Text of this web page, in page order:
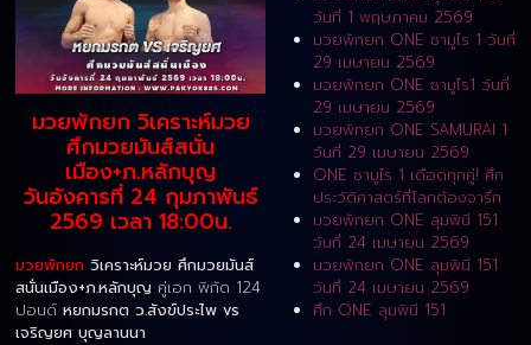
มวยพักยก วิเคราะห์มวย
ศึกมวยมันส์สนั่น
เมือง+ภ.หลักบุญ
วันอังคารที่ 24 กุมภาพันธ์
2569 เวลา 18:00น.
มวยพักยก วิเคราะห์มวย ศึกมวยมันส์
สนั่นเมือง+ภ.หลักบุญ คู่เอก พิกัด 124
ปอนด์ หยกมรกต ว.สังข์ประไพ vs
เจริญยศ บุญลานนา
วันที่ 1 พฤษภาคม 2569
มวยพักยก ONE ซามูไร 1 วันที่
29 เมษายน 2569
มวยพักยก ONE ซามูไร1 วันที่
29 เมษายน 2569
มวยพักยก ONE SAMURAI 1
วันที่ 29 เมษายน 2569
ONE ซามูไร 1 เดือดทุกคู่! ศึก
ประวัติศาสตร์ที่โลกต้องจารึก
มวยพักยก ONE ลุมพินี 151
วันที่ 24 เมษายน 2569
มวยพักยก ONE ลุมพินี 151
วันที่ 24 เมษายน 2569
ศึก ONE ลุมพินี 151